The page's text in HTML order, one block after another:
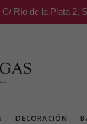
Río de la Plata 2,
DECORACIÓN